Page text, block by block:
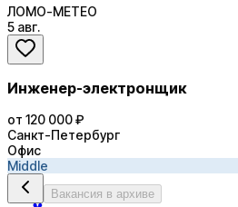
ЛОМО-МЕТЕО
5 авг.
Инженер-электронщик
от 120 000 ₽
Санкт-Петербург
Офис
Middle
Вакансия в архиве